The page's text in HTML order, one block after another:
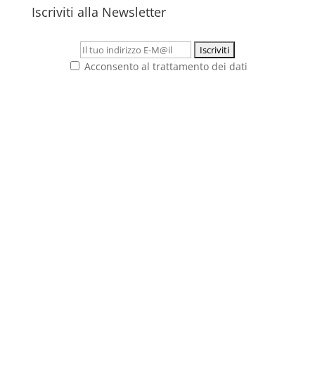
Iscriviti alla Newsletter
Acconsento al trattamento dei dati